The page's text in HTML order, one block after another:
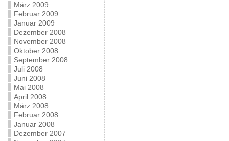
März 2009
Februar 2009
Januar 2009
Dezember 2008
November 2008
Oktober 2008
September 2008
Juli 2008
Juni 2008
Mai 2008
April 2008
März 2008
Februar 2008
Januar 2008
Dezember 2007